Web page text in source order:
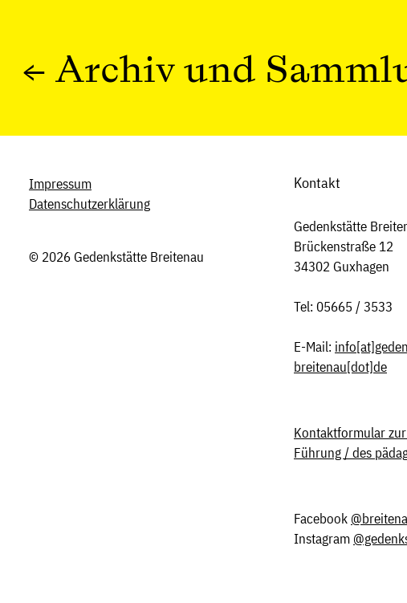
←Archiv und
Impressum
Datenschutzerklärung
© 2026 Gedenkstätte Breitenau
Kontakt
Gedenkstätte
Brückenstraße 12
34302 Guxhagen
Tel: 05665 / 3533
E-Mail: info[at]
breitenau[dot]de
Kontaktformular
Führung / des
Facebook
Instagram